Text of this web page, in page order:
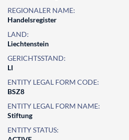
REGIONALER NAME:
Handelsregister
LAND:
Liechtenstein
GERICHTSSTAND:
LI
ENTITY LEGAL FORM CODE:
BSZ8
ENTITY LEGAL FORM NAME:
Stiftung
ENTITY STATUS: